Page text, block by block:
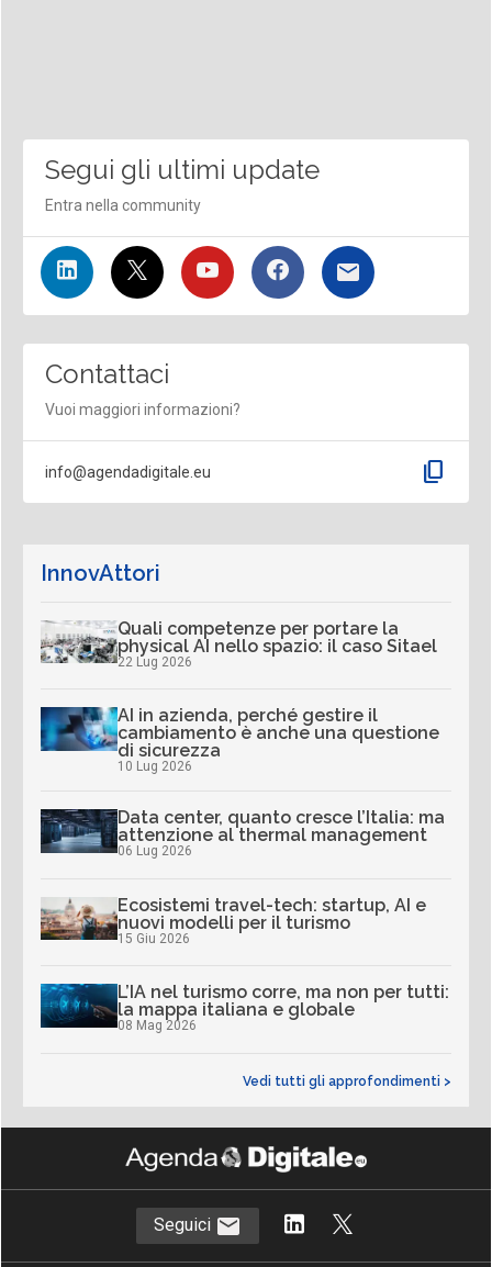
Segui gli ultimi update
Entra nella community
Contattaci
Vuoi maggiori informazioni?
info@agendadigitale.eu content_copy
InnovAttori
Quali competenze per portare la
physical AI nello spazio: il caso Sitael
22 Lug 2026
AI in azienda, perché gestire il
cambiamento è anche una questione
di sicurezza
10 Lug 2026
Data center, quanto cresce l’Italia: ma
attenzione al thermal management
06 Lug 2026
Ecosistemi travel-tech: startup, AI e
nuovi modelli per il turismo
15 Giu 2026
L’IA nel turismo corre, ma non per tutti:
la mappa italiana e globale
08 Mag 2026
Vedi tutti gli approfondimenti >
Seguici